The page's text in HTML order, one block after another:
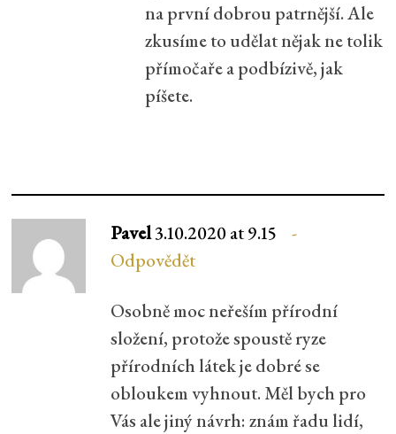
na první dobrou patrnější. Ale
zkusíme to udělat nějak ne tolik
přímočaře a podbízivě, jak
píšete.
Pavel3.10.2020 at 9.15
Odpovědět
Osobně moc neřeším přírodní
složení, protože spoustě ryze
přírodních látek je dobré se
obloukem vyhnout. Měl bych pro
Vás ale jiný návrh: znám řadu lidí,